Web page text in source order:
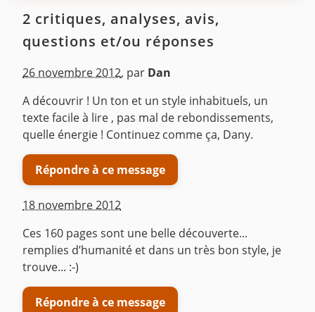
2 critiques, analyses, avis,
questions et/ou réponses
26 novembre 2012, par Dan
A découvrir ! Un ton et un style inhabituels, un
texte facile à lire , pas mal de rebondissements,
quelle énergie ! Continuez comme ça, Dany.
Répondre à ce message
18 novembre 2012
Ces 160 pages sont une belle découverte...
remplies d’humanité et dans un très bon style, je
trouve... :-)
Répondre à ce message